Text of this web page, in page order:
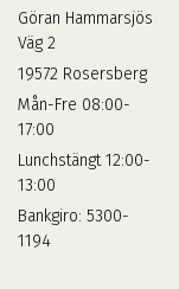
Göran Hammarsjös
Väg 2
19572 Rosersberg
Mån-Fre 08:00-
17:00
Lunchstängt 12:00-
13:00
Bankgiro: 5300-
1194